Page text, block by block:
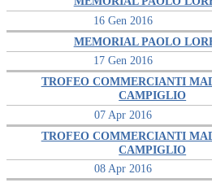
16 Gen 2016
17 Gen 2016
MEMORIAL PAOLO
07 Apr 2016
TROFEO COMMERCIANTI
CAMPIGLIO
08 Apr 2016
TROFEO COMMERCIANTI
CAMPIGLIO